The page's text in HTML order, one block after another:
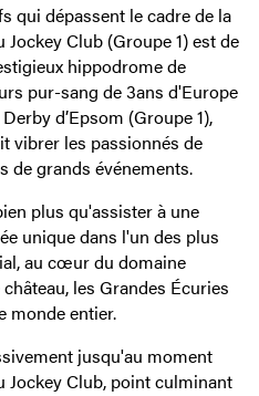
qui dépassent le cadre de la
Club (Groupe 1) est de
hippodrome de
pur-sang de 3ans d'Europe
d’Epsom (Groupe 1),
vibrer les passionnés de
de grands événements.
plus qu'assister à une
unique dans l'un des plus
au cœur du domaine
les Grandes Écuries
monde entier.
jusqu'au moment
Jockey Club, point culminant